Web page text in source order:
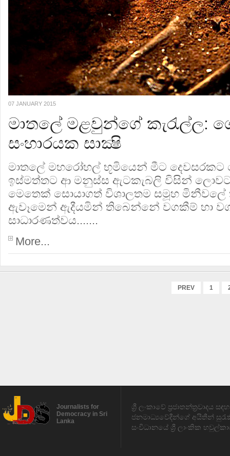
07 JANUARY 2015
මාතලේ මළවුන්ගේ කැරැල්ල:
සංහාරයක සාක්‍ෂි
මාතලේ මහරෝහල් භූමියෙන් මීට
ඉස්මත්තට ආ මනුස්ස ඇටකැබලි විසින් ලොවට
මෙතෙක් සොයාගත් විශාලතම සමූහ මිනීවලේ
ඇවෑමෙන් ඇදීයමින් තිබෙන්නේ වගකීම් හා
සාධාරණත්වය.......
More...
PREV 1
Journalists for
Democracy in Sri
Lanka
ශ්‍රී ලංකාවේ ප්‍රජාතන්ත්‍රවාදය
ජනමාධ්‍යවේදීන්ගේ අයිතීන්
සංවිධානයේ ශ්‍රී ලාංකික